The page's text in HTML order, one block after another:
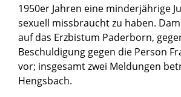
1950er Jahren eine minderjährige
sexuell missbraucht zu haben.
auf das Erzbistum Paderborn,
Beschuldigung gegen die Person
vor; insgesamt zwei Meldungen
Hengsbach.